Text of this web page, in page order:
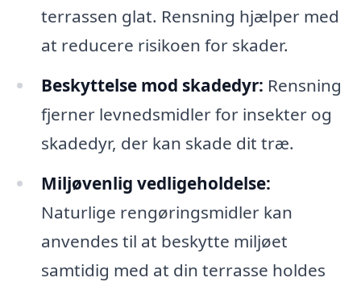
terrassen glat. Rensning hjælper med
at reducere risikoen for skader.
Beskyttelse mod skadedyr: Rensning
fjerner levnedsmidler for insekter og
skadedyr, der kan skade dit træ.
Miljøvenlig vedligeholdelse:
Naturlige rengøringsmidler kan
anvendes til at beskytte miljøet
samtidig med at din terrasse holdes